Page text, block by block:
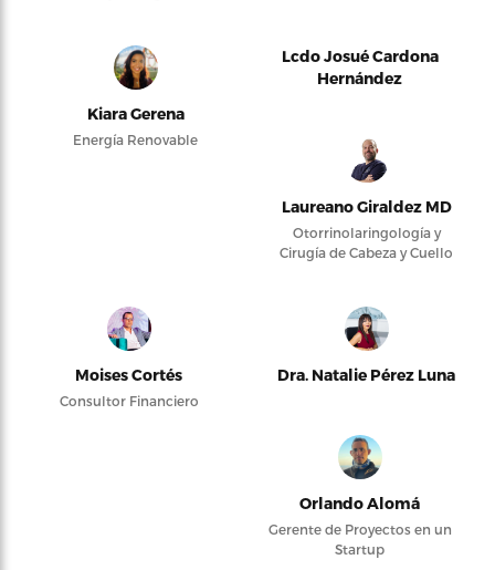
Kiara Gerena
Energía Renovable
Lcdo Josué Cardona
Hernández
Laureano Giraldez MD
Otorrinolaringología y
Cirugía de Cabeza y Cuello
Moises Cortés
Consultor Financiero
Dra. Natalie Pérez Luna
Orlando Alomá
Gerente de Proyectos en un
Startup